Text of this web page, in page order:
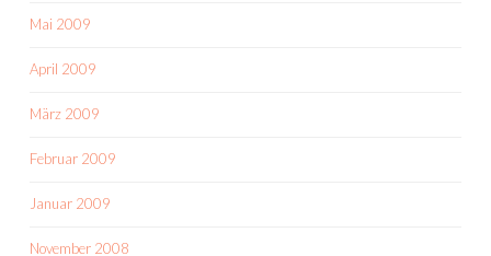
Mai 2009
April 2009
März 2009
Februar 2009
Januar 2009
November 2008